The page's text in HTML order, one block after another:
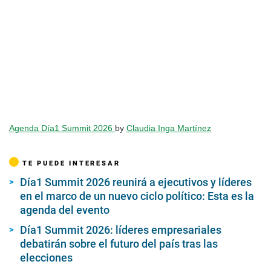
Agenda Día1 Summit 2026 by Claudia Inga Martínez
TE PUEDE INTERESAR
Día1 Summit 2026 reunirá a ejecutivos y líderes
en el marco de un nuevo ciclo político: Esta es la
agenda del evento
Día1 Summit 2026: líderes empresariales
debatirán sobre el futuro del país tras las
elecciones